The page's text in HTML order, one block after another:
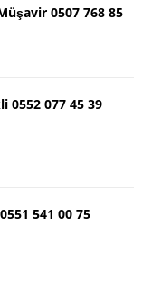
0507 768 85
0552 077 45 39
541 00 75